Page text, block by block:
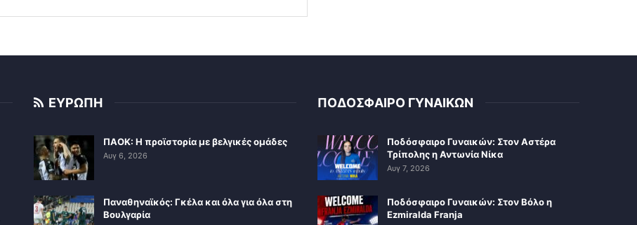
ΕΥΡΩΠΗ
ΠΑΟΚ: Η προϊστορία με βελγικές ομάδες
Αυγ 6, 2026
Παναθηναϊκός: Γκέλα και όλα για όλα στη
Βουλγαρία
ΠΟΔΟΣΦΑΙΡΟ ΓΥΝΑΙΚΩΝ
Ποδόσφαιρο Γυναικών: Στον Αστέρα
Τρίπολης η Αντωνία Νίκα
Αυγ 7, 2026
Ποδόσφαιρο Γυναικών: Στον Βόλο η
Ezmiralda Franja